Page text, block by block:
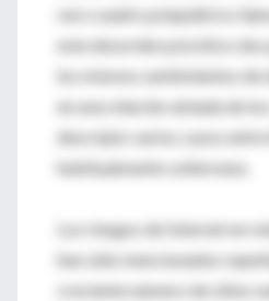
raro cuadro psiquiátrico
este desorden psicótico
los mismos sentimientos de
en una relación aislada de
descripto varios casos entre
habitualmente solterones.
Los riesgos de Internet en
han sido mencionados
creciente número de sitios